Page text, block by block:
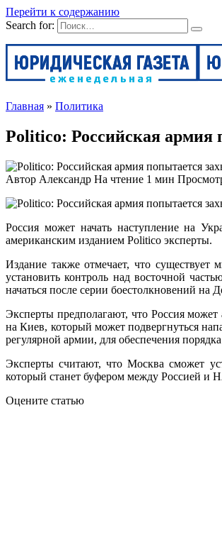
Перейти к содержанию
Search for:
Главная » Политика
Politico: Российская армия
Автор Александр На чтение 1 мин
Россия может начать наступление на
американским изданием Politico эксперты.
Издание также отмечает, что
установить контроль над восточной
начаться после серии боестолкновений на
Эксперты предполагают, что Россия
на Киев, который может подвергнуться
регулярной армии, для обеспечения
Эксперты считают, что Москва сможет
который станет буфером между Россией и
Оцените статью